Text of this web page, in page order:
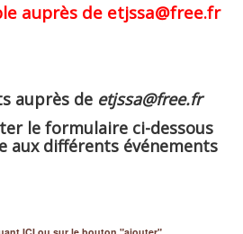
auprès de etjssa@free.fr
auprès de etjssa@free.fr
le formulaire ci-dessous
aux différents événements